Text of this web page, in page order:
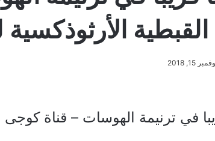
الأرثوذكسية
15, 2018
في ترنيمة الهوسات – قناة كوجى